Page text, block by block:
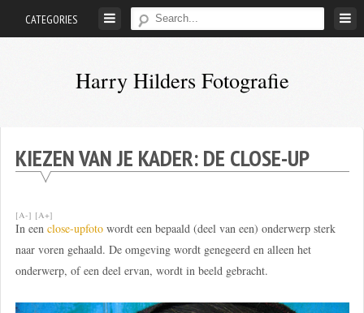
CATEGORIES
Harry Hilders Fotografie
Hilders
KIEZEN VAN JE KADER: DE CLOSE-UP
[A-] [A+]
In een close-upfotowordt een bepaald (deel van een) onderwerp sterk
naar voren gehaald. De omgeving wordt genegeerd en alleen het
onderwerp, of een deel ervan, wordt in beeld gebracht.